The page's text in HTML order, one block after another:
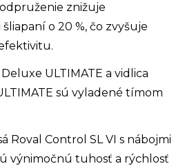
znižuje
o 20 %, čo zvyšuje
ULTIMATE a vidlica
sú vyladené tímom
Roval Control SL VI s nábojmi
výnimočnú tuhosť a rýchlosť